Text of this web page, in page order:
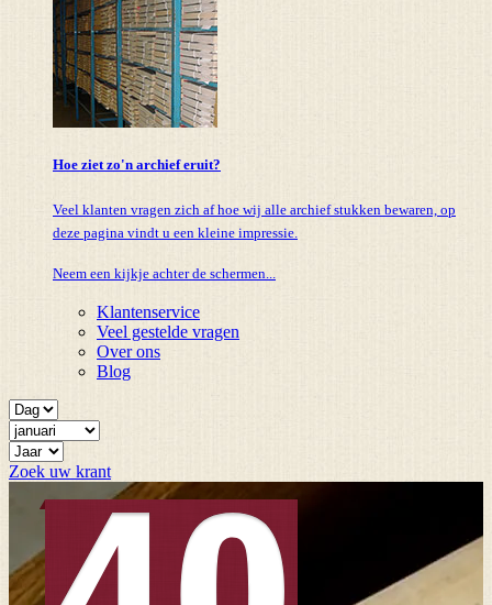
Hoe ziet zo'n archief eruit?
Veel klanten vragen zich af hoe wij alle archief stukken bewaren, op
deze pagina vindt u een kleine impressie.
Neem een kijkje achter de schermen...
Klantenservice
Veel gestelde vragen
Over ons
Blog
Zoek uw krant